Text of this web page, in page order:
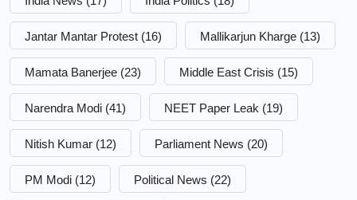
Jantar Mantar Protest (16) Mallikarjun Kharge (13)
Mamata Banerjee (23) Middle East Crisis (15)
Narendra Modi (41) NEET Paper Leak (19)
Nitish Kumar (12) Parliament News (20)
PM Modi (12) Political News (22)